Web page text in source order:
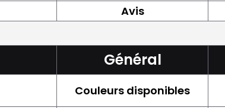
Avis
Général
Couleurs disponibles